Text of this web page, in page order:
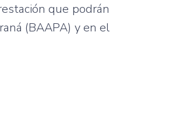
que podrán
(BAAPA) y en el